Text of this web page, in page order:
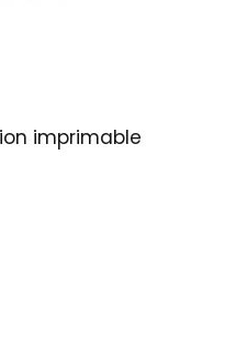
imprimable